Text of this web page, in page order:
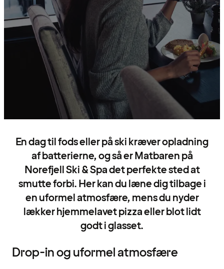
En dag til fods eller på ski kræver opladning
af batterierne, og så er Matbaren på
Norefjell Ski & Spa det perfekte sted at
smutte forbi. Her kan du læne dig tilbage i
en uformel atmosfære, mens du nyder
lækker hjemmelavet pizza eller blot lidt
godt i glasset.
Drop-in og uformel atmosfære